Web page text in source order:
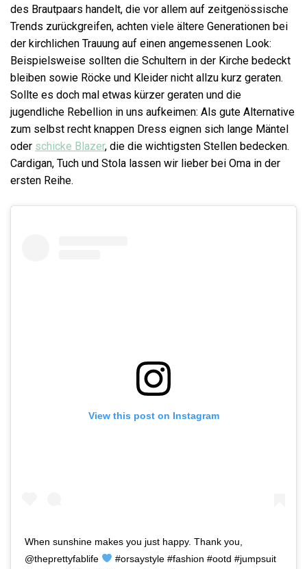
des Brautpaars handelt, die vor allem auf zeitgenössische
Trends zurückgreifen, achten viele ältere Generationen bei
der kirchlichen Trauung auf einen angemessenen Look:
Beispielsweise sollten die Schultern in der Kirche bedeckt
bleiben sowie Röcke und Kleider nicht allzu kurz geraten.
Sollte es doch mal etwas kürzer geraten und die
jugendliche Rebellion in uns aufkeimen: Als gute Alternative
zum selbst recht knappen Dress eignen sich lange Mäntel
oder schicke Blazer, die die wichtigsten Stellen bedecken.
Cardigan, Tuch und Stola lassen wir lieber bei Oma in der
ersten Reihe.
View this post on Instagram
When sunshine makes you just happy. Thank you,
@theprettyfablife
#orsaystyle #fashion #ootd #jumpsuit